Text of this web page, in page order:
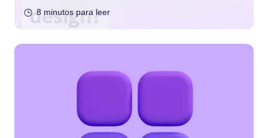
8 minutos para leer